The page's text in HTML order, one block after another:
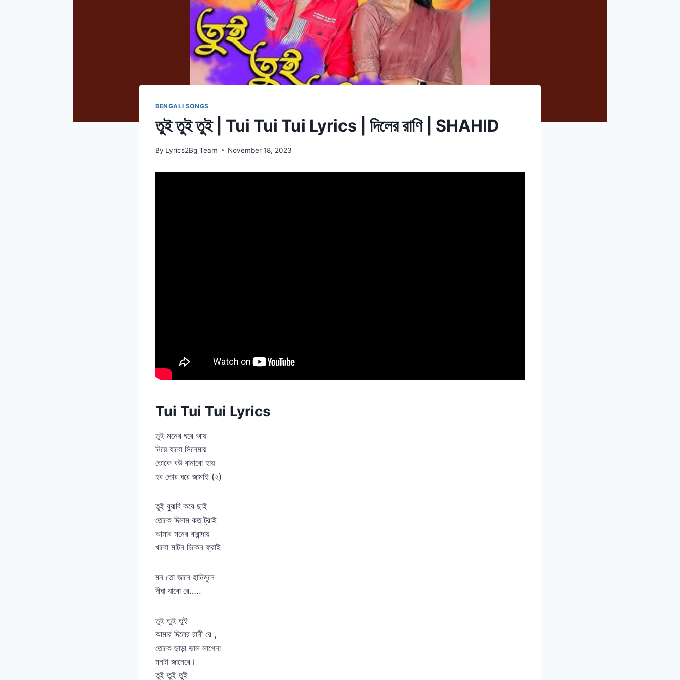
BENGALI SONGS
তুই তুই তুই | Tui Tui Tui Lyrics | দিলের রাণি | SHAHID
By Lyrics2Bg Team November 18, 2023
Tui Tui Tui Lyrics
তুই মনের ঘরে আয়
নিয়ে যাবো সিনেমায়
তোকে বউ বানাবো হায়
হব তোর ঘরে জামাই (২)
তুই বুঝবি কবে ছাই
তোকে দিলাম কত ট্রাই
আমার মনের বারান্দায়
খাবো মাটন চিকেন ফ্রাই
মন তো জানে হানিমুনে
দীঘা যাবো রে…..
তুই তুই তুই
আমার দিলের রানী রে ,
তোকে ছাড়া ভাল লাগেনা
মনটা জানেরে।
তুই তুই তুই